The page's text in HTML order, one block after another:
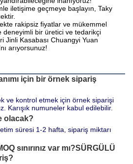
iletişime geçmeye başlayın, Taky
rakipsiz fiyatlar ve mükemmel
deneyimli bir üretici ve tedarikçi
Jinli Kasabası Chuangyi Yuan
arıyorsunuz!
için bir örnek sipariş
ve kontrol etmek için örnek siparişi
Karışık numuneler kabul edilebilir.
olacak?
süresi 1-2 hafta, sipariş miktarı
sınırınız var mı?SÜRGÜLÜ